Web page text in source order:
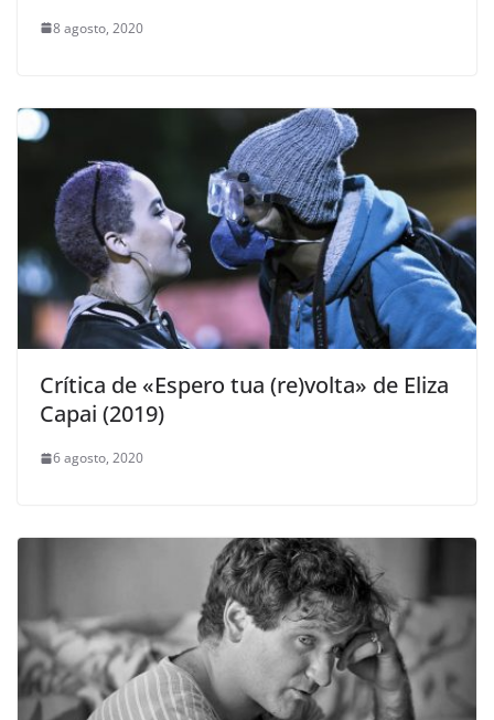
8 agosto, 2020
Crítica de «Espero tua (re)volta» de Eliza
Capai (2019)
6 agosto, 2020